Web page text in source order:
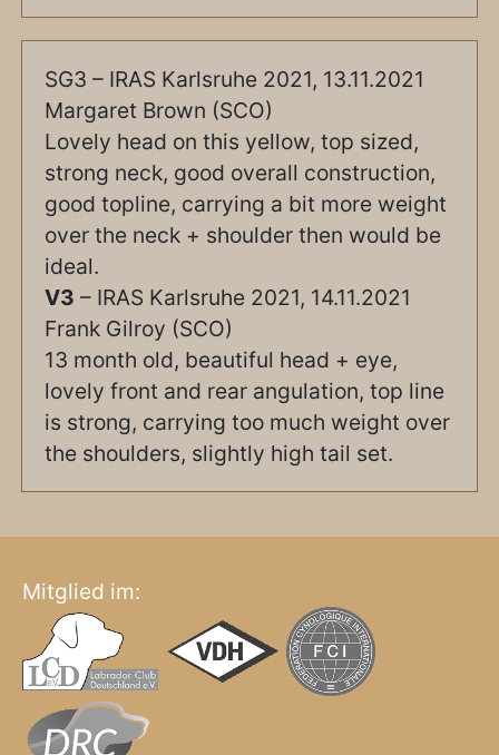
SG3 – IRAS Karlsruhe 2021, 13.11.2021
Margaret Brown (SCO)
Lovely head on this yellow, top sized,
strong neck, good overall construction,
good topline, carrying a bit more weight
over the neck + shoulder then would be
ideal.
V3 – IRAS Karlsruhe 2021, 14.11.2021
Frank Gilroy (SCO)
13 month old, beautiful head + eye,
lovely front and rear angulation, top line
is strong, carrying too much weight over
the shoulders, slightly high tail set.
Mitglied im: